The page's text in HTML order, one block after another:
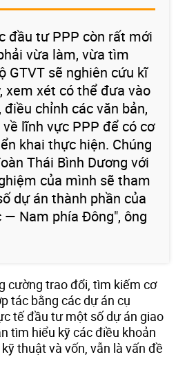
đầu tư PPP còn rất mới
vừa làm, vừa tìm
GTVT sẽ nghiên cứu kĩ
xem xét có thể đưa vào
chỉnh các văn bản,
lĩnh vực PPP để có cơ
khai thực hiện. Chúng
Thái Bình Dương với
của mình sẽ tham
dự án thành phần của
— Nam phía Đông", ông
cường trao đổi, tìm kiếm cơ
tác bằng các dự án cụ
tế đầu tư một số dự án giao
tìm hiểu kỹ các điều khoản
thuật và vốn, vẫn là vấn đề